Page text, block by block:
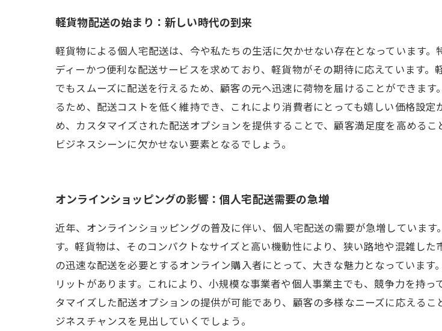
軽貨物配送の始まり：新しい時代の到来
軽貨物による個人宅配送は、今や私たちの生活に欠かせない存在となっています
ディーかつ便利な配送サービスを求めており、軽貨物がその期待に応えています
でもスムーズに配送を行えるため、顧客の元へ迅速に荷物を届けることができま
るため、配送コストを低く維持でき、これにより消費者にとっても嬉しい価格設
め、カスタマイズされた配送オプションを提供することで、顧客満足度を高める
ビジネスシーンに欠かせない要素となるでしょう。
オンラインショッピングの影響：個人宅配送需要の急増
近年、オンラインショッピングの普及に伴い、個人宅配送の需要が急増していま
す。軽貨物は、そのコンパクトなサイズと高い機動性により、狭い路地や混雑し
の迅速な配送を必要とするオンライン購入者にとって、大きな魅力となっていま
リットがあります。これにより、小規模な事業者や個人事業主でも、競争力を持
タマイズした配送オプションの提供が可能であり、顧客の多様なニーズに応える
ジネスチャンスを見出していくでしょう。